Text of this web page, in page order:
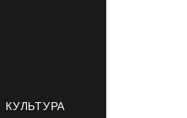
КУЛЬТУРА